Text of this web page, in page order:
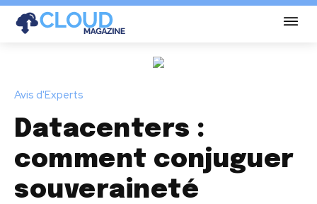
Avis d'Experts
Datacenters :
comment conjuguer
souveraineté